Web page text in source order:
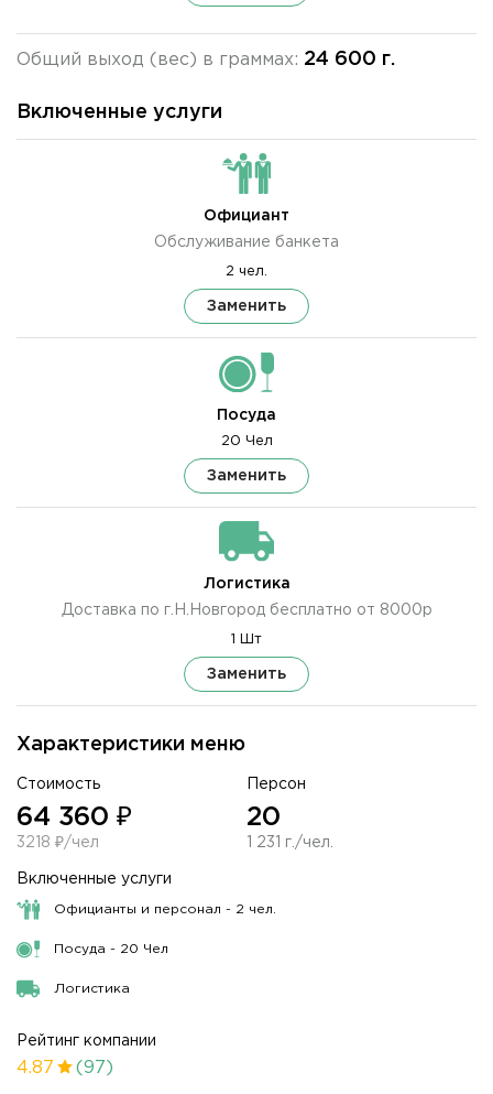
Характеристики меню
Стоимость
64 360 ₽
3218 ₽/чел
Персон
20
1 231 г./чел.
Включенные услуги
Официанты и персонал - 2 чел.
Посуда - 20 Чел
Логистика
Рейтинг компании
4.87 (97)
Общий выход (вес) в граммах: 24 600 г.
Включенные услуги
Официант
Обслуживание банкета
2 чел.
Заменить
Посуда
20 Чел
Заменить
Логистика
Доставка по г.Н.Новгород бесплатно от 8000р
1 Шт
Заменить